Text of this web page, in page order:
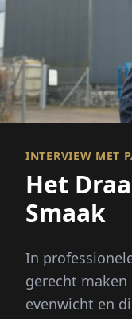
INTERVIEW MET
Het
Smaak
In
gerecht
evenwicht en